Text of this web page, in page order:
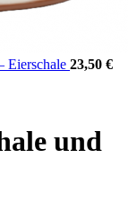
Eierschale 23,50 €
und